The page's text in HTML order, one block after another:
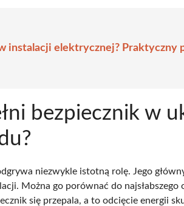
instalacji elektrycznej? Praktyczny
bezpiecznik w
niezwykle istotną rolę. Jego
Można go porównać do
się przepala, a to odcięcie energii